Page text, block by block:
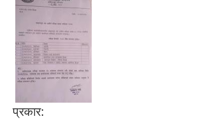
प्रकार: